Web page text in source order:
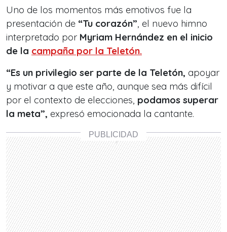
Uno de los momentos más emotivos fue la
presentación de “Tu corazón”, el nuevo himno
interpretado por Myriam Hernández en el inicio
de la campaña por la Teletón.
“Es un privilegio ser parte de la Teletón, apoyar
y motivar a que este año, aunque sea más difícil
por el contexto de elecciones, podamos superar
la meta”, expresó emocionada la cantante.